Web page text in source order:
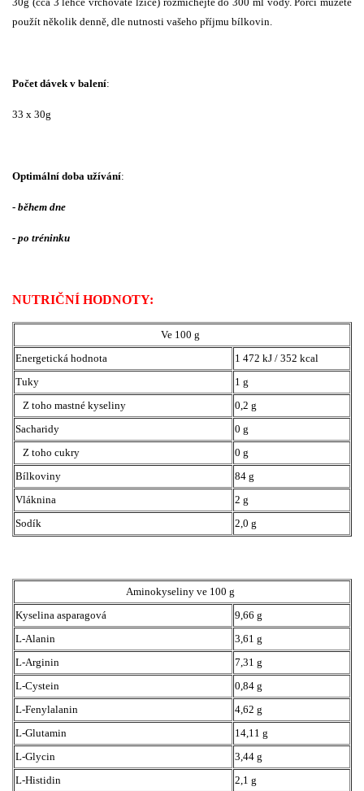
použít několik denně, dle nutnosti vašeho příjmu bílkovin.
Počet dávek v balení:
33 x 30g
Optimální doba užívání:
- během dne
- po tréninku
NUTRIČNÍ HODNOTY:
Ve 100 g
Energetická hodnota
1 472 kJ / 352 kcal
Tuky
1 g
Z toho mastné kyseliny
0,2 g
Sacharidy
0 g
Z toho cukry
0 g
Bílkoviny
84 g
Vláknina
2 g
Sodík
2,0 g
Aminokyseliny ve 100 g
Kyselina asparagová
9,66 g
L-Alanin
3,61 g
L-Arginin
7,31 g
L-Cystein
0,84 g
L-Fenylalanin
4,62 g
L-Glutamin
14,11 g
L-Glycin
3,44 g
L-Histidin
2,1 g